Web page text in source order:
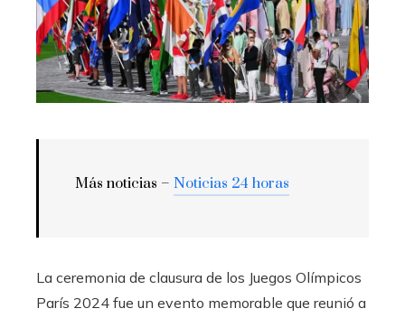
Más noticias – Noticias 24 horas
La ceremonia de clausura de los Juegos Olímpicos
París 2024 fue un evento memorable que reunió a